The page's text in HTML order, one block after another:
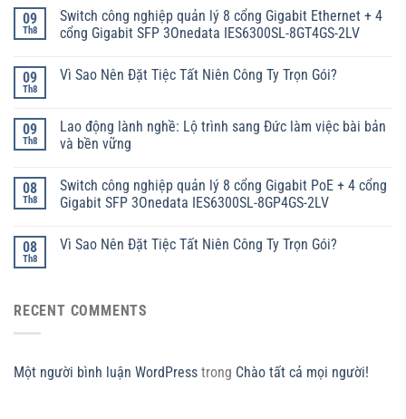
09
Th8
Switch công nghiệp quản lý 8 cổng Gigabit Ethernet + 4
cổng Gigabit SFP 3Onedata IES6300SL-8GT4GS-2LV
09
Th8
Vì Sao Nên Đặt Tiệc Tất Niên Công Ty Trọn Gói?
09
Th8
Lao động lành nghề: Lộ trình sang Đức làm việc bài bản
và bền vững
08
Th8
Switch công nghiệp quản lý 8 cổng Gigabit PoE + 4 cổng
Gigabit SFP 3Onedata IES6300SL-8GP4GS-2LV
08
Th8
Vì Sao Nên Đặt Tiệc Tất Niên Công Ty Trọn Gói?
RECENT COMMENTS
Một người bình luận WordPress trong Chào tất cả mọi người!